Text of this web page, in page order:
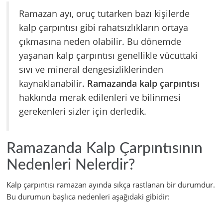
Ramazan ayı, oruç tutarken bazı kişilerde
kalp çarpıntısı gibi rahatsızlıkların ortaya
çıkmasına neden olabilir. Bu dönemde
yaşanan kalp çarpıntısı genellikle vücuttaki
sıvı ve mineral dengesizliklerinden
kaynaklanabilir. Ramazanda kalp çarpıntısı
hakkında merak edilenleri ve bilinmesi
gerekenleri sizler için derledik.
Ramazanda Kalp Çarpıntısının
Nedenleri Nelerdir?
Kalp çarpıntısı ramazan ayında sıkça rastlanan bir durumdur.
Bu durumun başlıca nedenleri aşağıdaki gibidir: